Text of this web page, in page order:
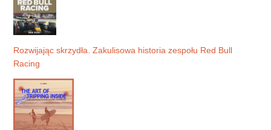
Rozwijając skrzydła. Zakulisowa historia zespołu Red Bull
Racing